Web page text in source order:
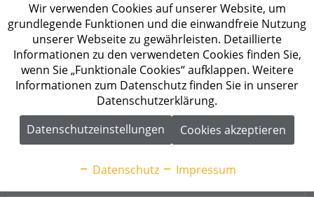
Dreiphasiger Hybridwechselrichter von VARTA mit 2 MPP-
Trackern
Wir verwenden Cookies auf unserer Website, um
grundlegende Funktionen und die einwandfreie Nutzung
unserer Webseite zu gewährleisten. Detaillierte
Informationen zu den verwendeten Cookies finden Sie,
wenn Sie „Funktionale Cookies“ aufklappen. Weitere
Informationen zum Datenschutz finden Sie in unserer
Datenschutzerklärung.
Datenschutzeinstellungen
Cookies akzeptieren
Datenschutz Impressum